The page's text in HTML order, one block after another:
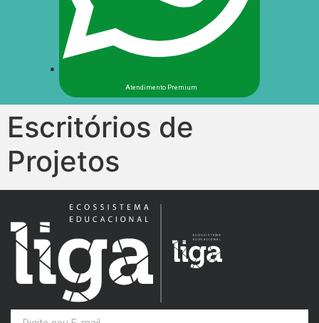
Atendimento Premium
Escritórios de
Projetos